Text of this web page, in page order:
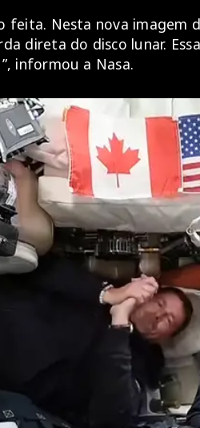
feita. Nesta nova imagem
direta do disco lunar.
informou a Nasa.